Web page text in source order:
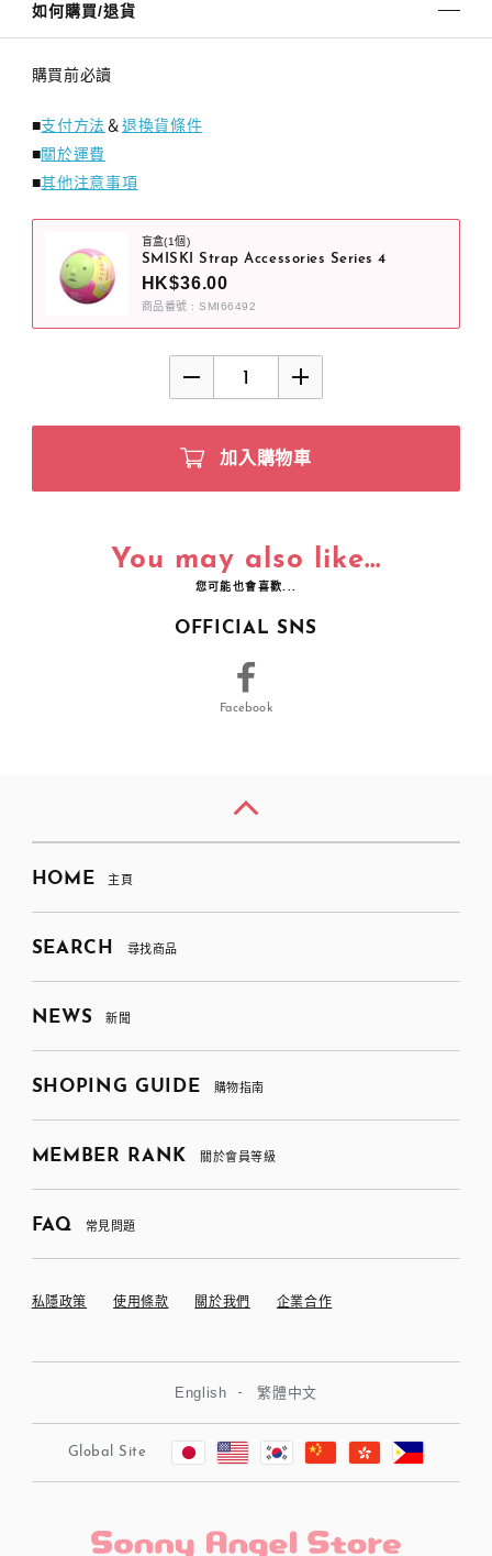
如何購買/退貨
購買前必讀
■支付方法＆退換貨條件
■關於運費
■其他注意事項
盲盒(1個)
SMISKI Strap Accessories Series 4
HK$36.00
商品番號 : SMI66492
加入購物車
You may also like...
您可能也會喜歡...
OFFICIAL SNS
Facebook
HOME 主頁
SEARCH 尋找商品
NEWS 新聞
SHOPING GUIDE 購物指南
MEMBER RANK 關於會員等級
FAQ 常見問題
私隱政策 使用條款 關於我們 企業合作
English 繁體中文
Global Site